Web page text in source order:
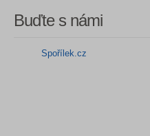
Buďte s námi
Spořílek.cz